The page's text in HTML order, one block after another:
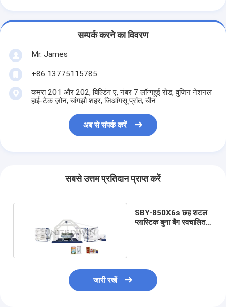
सम्पर्क करने का विवरण
Mr. James
+86 13775115785
कमरा 201 और 202, बिल्डिंग ए, नंबर 7 लॉन्गहुई रोड, वुजिन नेशनल
हाई-टेक ज़ोन, चांगझौ शहर, जिआंगसू प्रांत, चीन
अब से संपर्क करें
सबसे उत्तम प्रतिदान प्राप्त करें
SBY-850X6s छह शटल
प्लास्टिक बुना बैग स्वचालित
जारी रखें